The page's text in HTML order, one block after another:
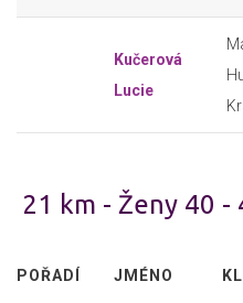
Kučerová
Lucie
21 km - Ženy 40
POŘADÍ JMÉNO